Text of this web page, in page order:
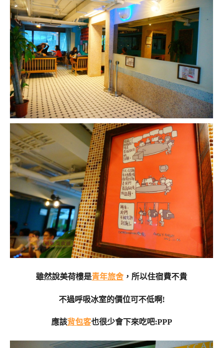
雖然說美荷樓是青年旅舍 ，所以住宿費不貴
不過呼吸冰室的價位可不低啊!
應該背包客也很少會下來吃吧:PPP